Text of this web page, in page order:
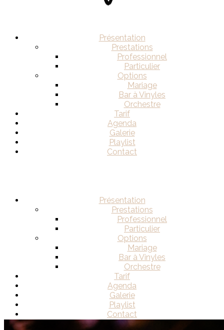
Présentation
Prestations
Professionnel
Particulier
Options
Mariage
Bar à Vinyles
Orchestre
Tarif
Agenda
Galerie
Playlist
Contact
Présentation
Prestations
Professionnel
Particulier
Options
Mariage
Bar à Vinyles
Orchestre
Tarif
Agenda
Galerie
Playlist
Contact